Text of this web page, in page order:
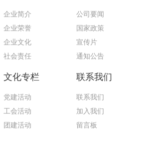
企业简介
企业荣誉
企业文化
社会责任
公司要闻
国家政策
宣传片
通知公告
文化专栏
党建活动
工会活动
团建活动
联系我们
联系我们
加入我们
留言板